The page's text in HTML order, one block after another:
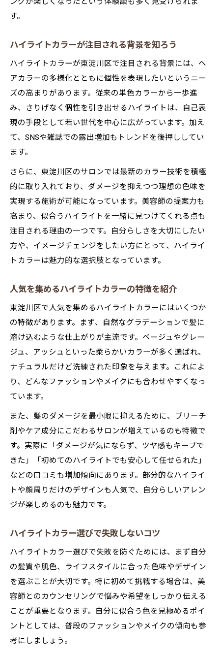
自分らしい髪色に仕上げるハイライトカラ
ハイライトカラーで印象チェンジを楽しむ
理想を叶えるハイライトカラーの選び方ガ
イド
ハイライトカラーが与える自己表現の可能
す。
ハイライトカラーが注目される背景を知ろう
ハイライトカラーが東淀川区で注目される背景には、ヘ
アカラーの多様化とともに個性を表現したいというニー
ズの高まりがあります。従来の単色カラーから一歩進
み、さりげなく個性を引き出せるハイライトは、自己表
現の手段として若い世代を中心に広がっています。加え
て、SNSや雑誌での露出増加もトレンドを後押ししてい
ます。
さらに、東淀川区のサロンでは最新のカラー技術を積極
的に取り入れており、ダメージを抑えつつ理想の色味を
実現する施術が可能になっています。美容師の提案力も
高まり、似合うハイライトを一緒に見つけてくれる点も
注目される理由の一つです。自分らしさを大切にしたい
方や、イメージチェンジをしたい方にとって、ハイライ
トカラーは魅力的な選択肢となっています。
人気を集めるハイライトカラーの特徴を紹介
東淀川区で人気を集めるハイライトカラーにはいくつか
の特徴があります。まず、自然なグラデーションで髪に
溶け込むような仕上がりが主流です。ベージュやグレー
ジュ、アッシュといった柔らかいカラーが多く選ばれ、
ナチュラルだけど洗練された印象を与えます。これによ
り、どんなファッションやメイクにも合わせやすくなっ
ています。
また、髪のダメージを最小限に抑えるために、ブリーチ
剤やケア成分にこだわるサロンが増えているのも特徴で
す。実際に「ダメージが気にならず、ツヤ感もキープで
きた」「初めてのハイライトでも安心して任せられた」
などの口コミも増加傾向にあります。部分的なハイライ
トや顔周りだけのデザインも人気で、自分らしいアレン
ジが楽しめるのも魅力です。
ハイライトカラー選びで失敗しないコツ
ハイライトカラー選びで失敗を防ぐためには、まず自分
の髪質や肌色、ライフスタイルに合った色味やデザイン
を選ぶことが大切です。特に初めて挑戦する場合は、美
容師とのカウンセリングで悩みや希望をしっかり伝える
ことが重要となります。自分に似合う色を見極めるポイ
ントとしては、普段のファッションやメイクの傾向も参
考にしましょう。